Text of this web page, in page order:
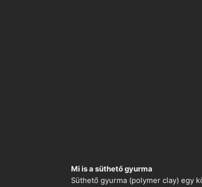
Mi is a süthető gyurma
Süthető gyurma (polymer clay) egy